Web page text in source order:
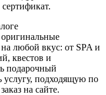
оригинальные
любой вкус: от SPA и
квестов и
подарочный
услугу, подходящую по
на сайте.